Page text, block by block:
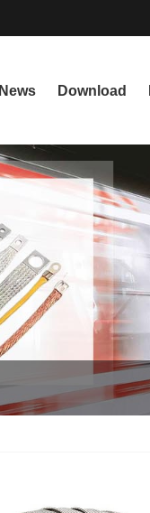
News Download